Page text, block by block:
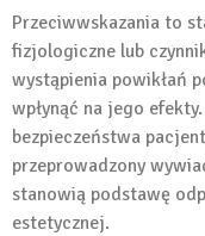
Przeciwwskazania to
fizjologiczne lub
wystąpienia powikłań
wpłynąć na jego
bezpieczeństwa
przeprowadzony
stanowią podstawę
estetycznej.